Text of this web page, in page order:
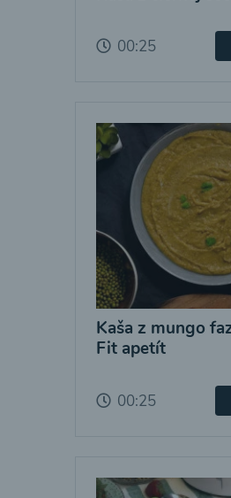
00:25
Kaša z mungo
Fit apetít
00:25